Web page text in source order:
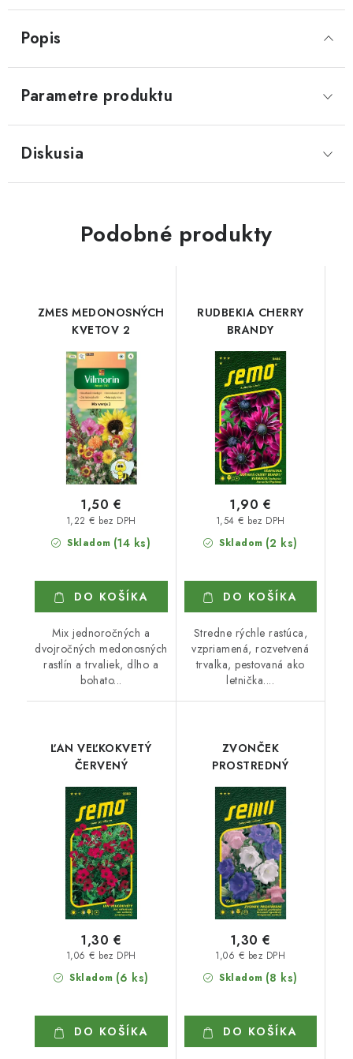
Popis
Parametre produktu
Diskusia
Podobné produkty
ZMES MEDONOSNÝCH
KVETOV 2
Skladom (14 ks)
1,22 € bez DPH
1,50 €
DO KOŠÍKA
Mix jednoročných a
dvojročných medonosných
rastlín a trvaliek, dlho a
bohato...
RUDBEKIA CHERRY
BRANDY
Skladom (2 ks)
1,54 € bez DPH
1,90 €
DO KOŠÍKA
Stredne rýchle rastúca,
vzpriamená, rozvetvená
trvalka, pestovaná ako
letnička....
ĽAN VEĽKOKVETÝ
ČERVENÝ
Skladom (6 ks)
1,06 € bez DPH
1,30 €
DO KOŠÍKA
ZVONČEK
PROSTREDNÝ
Skladom (8 ks)
1,06 € bez DPH
1,30 €
DO KOŠÍKA